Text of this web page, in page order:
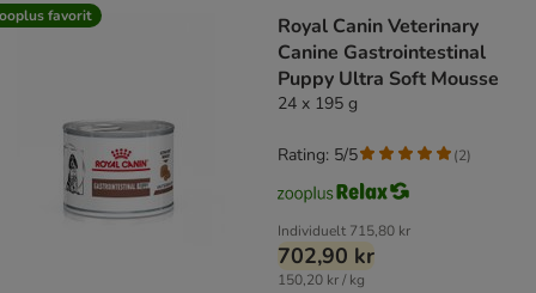
favorit
Royal Canin Veterinary
Canine Gastrointestinal
Puppy Ultra Soft Mousse
24 x 195 g
Individuelt 715,80 kr
702,90 kr
150,20 kr / kg
Rating: 5/5 (2)